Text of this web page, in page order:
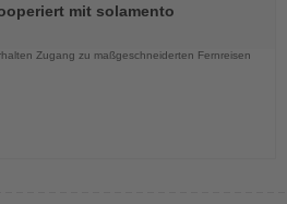
mit solamento
Zugang zu maßgeschneiderten Fernreisen